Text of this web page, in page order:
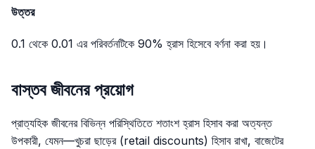
উত্তর
0.1 থেকে 0.01 এর পরিবর্তনটিকে 90% হ্রাস হিসেবে বর্ণনা করা হয়।
বাস্তব জীবনের প্রয়োগ
প্রাত্যহিক জীবনের বিভিন্ন পরিস্থিতিতে শতাংশ হ্রাস হিসাব করা অত্যন্ত
উপকারী, যেমন—খুচরা ছাড়ের (retail discounts) হিসাব রাখা, বাজেটের